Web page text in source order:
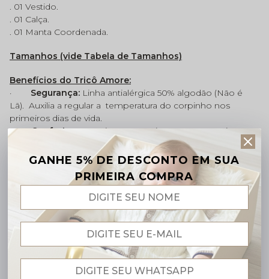
. 01 Vestido.
. 01 Calça.
. 01 Manta Coordenada.
Tamanhos (vide Tabela de Tamanhos)
Benefícios do Tricô Amore:
· Segurança: Linha antialérgica 50% algodão (Não é
Lã). Auxilia a regular a temperatura do corpinho nos
primeiros dias de vida.
Conforto:Possui toque macio e suave. Permite a
pele do bebê transpirar e respirar.
Fácil de vestir:fechamento prático e tecido maleável,
que oferece liberdade e aconchego ao bebê.
Alta durabilidade:mantém a cor e o formato
mesmo após várias lavagens
MarcaBaby Amore Coleção : Prinecesas
pequenas variações devido monitores e telas de seu
aparelho eletrônico.
GANHE 5% DE DESCONTO EM SUA
PRIMEIRA COMPRA